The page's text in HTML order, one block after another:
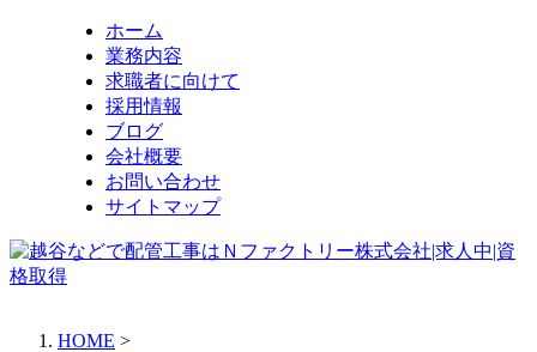
ホーム
業務内容
求職者に向けて
採用情報
ブログ
会社概要
お問い合わせ
サイトマップ
HOME >